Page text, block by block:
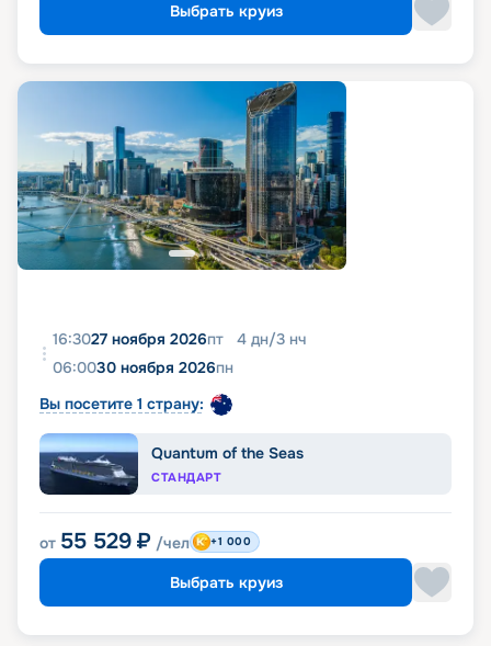
Выбрать круиз
16:3027 ноября 2026пт 4 дн/3 нч
06:0030 ноября 2026пн
Вы посетите 1 страну:
Quantum of the Seas
СТАНДАРТ
от 55 529 ₽ /чел +1 000
Выбрать круиз